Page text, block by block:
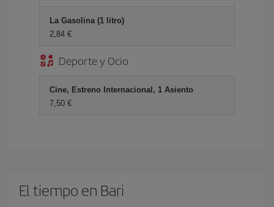
La Gasolina (1 litro)
2,84 €
Deporte y Ocio
Cine, Estreno Internacional, 1 Asiento
7,50 €
El tiempo en Bari